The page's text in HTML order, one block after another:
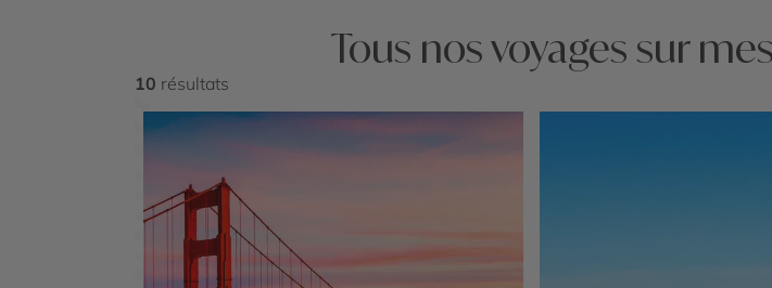
Tous nos voyages sur
10 résultats